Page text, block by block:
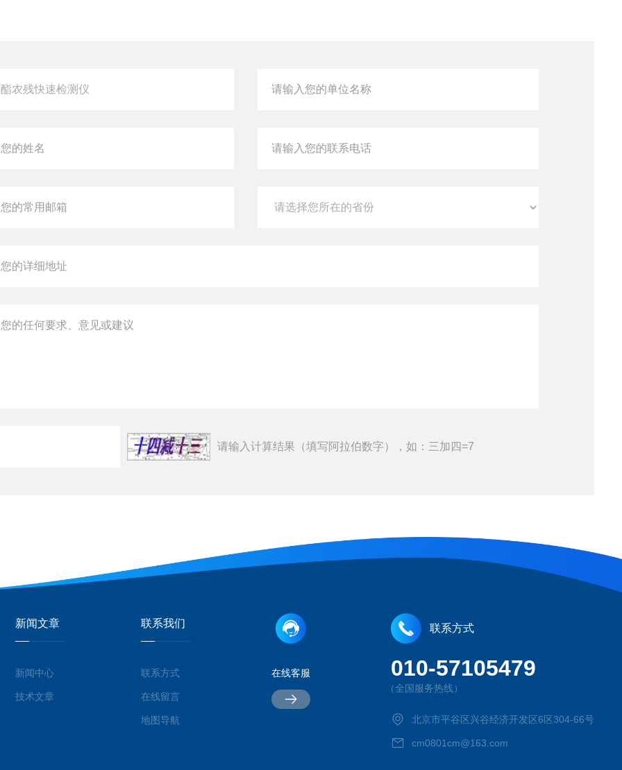
请输入计算结果（填写阿拉伯数字），如：三加四=7
新闻文章
新闻中心
技术文章
联系我们
联系方式
在线留言
地图导航
在线客服
联系方式
010-57105479
（全国服务热线）
北京市平谷区兴谷经济开发区6区304-66号
cm0801cm@163.com